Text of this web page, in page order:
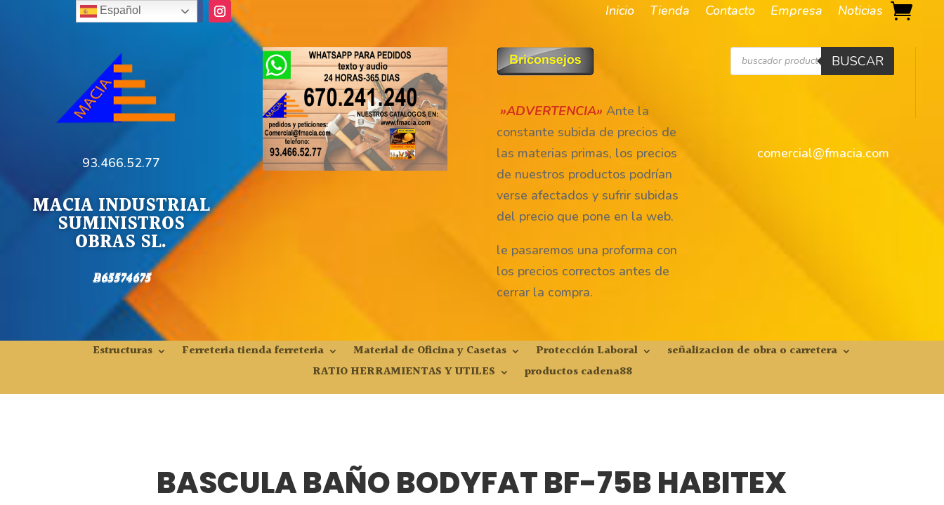
Inicio Tienda Contacto Empresa Noticias
93.466.52.77
MACIA INDUSTRIAL
SUMINISTROS
OBRAS SL.
B65574675
»ADVERTENCIA» Ante la
constante subida de precios de
las materias primas, los precios
de nuestros productos podrían
verse afectados y sufrir subidas
del precio que pone en la web.
le pasaremos una proforma con
los precios correctos antes de
cerrar la compra.
Búsqueda
de
productos
BUSCAR
comercial@fmacia.com
Estructuras Ferreteria tienda ferreteria Material de Oficina y Casetas Protección Laboral
señalizacion de obra o carretera
RATIO HERRAMIENTAS Y UTILES
productos cadena88
BASCULA BAÑO BODYFAT BF-75B HABITEX
Español